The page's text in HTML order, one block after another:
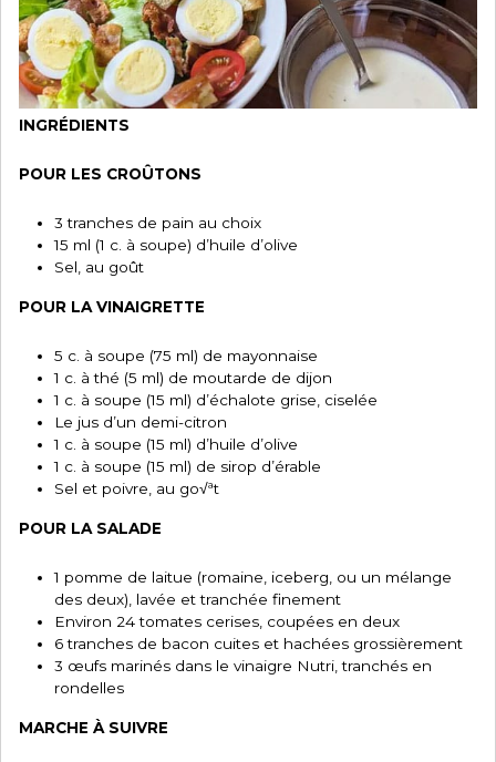
INGRÉDIENTS
POUR LES CROÛTONS
3 tranches de pain au choix
15 ml (1 c. à soupe) d’huile d’olive
Sel, au goût
POUR LA VINAIGRETTE
5 c. à soupe (75 ml) de mayonnaise
1 c. à thé (5 ml) de moutarde de dijon
1 c. à soupe (15 ml) d’échalote grise, ciselée
Le jus d’un demi-citron
1 c. à soupe (15 ml) d’huile d’olive
1 c. à soupe (15 ml) de sirop d’érable
Sel et poivre, au go√ªt
POUR LA SALADE
1 pomme de laitue (romaine, iceberg, ou un mélange
des deux), lavée et tranchée finement
Environ 24 tomates cerises, coupées en deux
6 tranches de bacon cuites et hachées grossièrement
3 œufs marinés dans le vinaigre Nutri, tranchés en
rondelles
MARCHE À SUIVRE